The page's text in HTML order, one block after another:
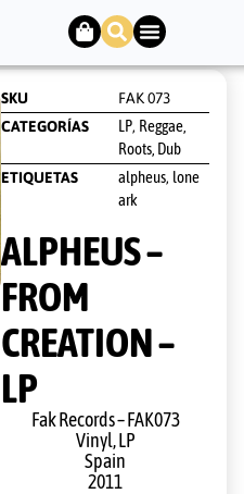
SKU
FAK 073
CATEGORÍAS
LP, Reggae,
Roots, Dub
ETIQUETAS alpheus, lone
ark
ALPHEUS –
FROM
CREATION –
LP
Fak Records ‎– FAK073
Vinyl, LP
Spain
2011